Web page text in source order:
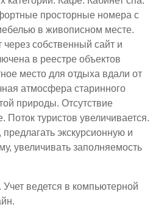
просторные номера с
в живописном месте.
собственный сайт и
в реестре объектов
место для отдыха вдали от
атмосфера старинного
природы. Отсутствие
Поток туристов увеличивается.
экскурсионную и
увеличивать заполняемость
ведется в компьютерной